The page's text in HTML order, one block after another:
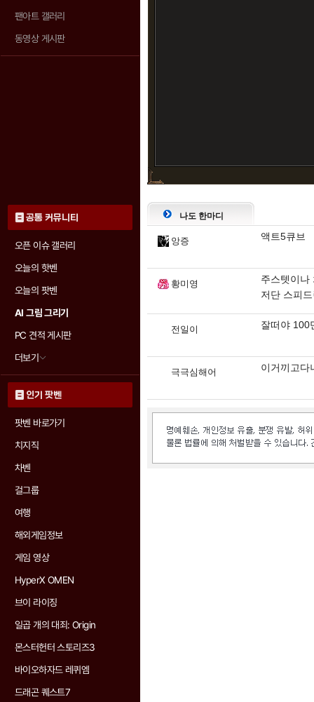
팬아트 갤러리
동영상 게시판
공통 커뮤니티
오픈 이슈 갤러리
오늘의 핫벤
오늘의 팟벤
AI 그림 그리기
PC 견적 게시판
더보기
인기 팟벤
팟벤 바로가기
치지직
차벤
걸그룹
여행
해외게임정보
게임 영상
HyperX OMEN
브이 라이징
일곱 개의 대죄: Origin
몬스터헌터 스토리즈3
바이오하자드 레퀴엠
드래곤 퀘스트7
나도 한마디
앙증 액트5큐브
황미영
주스텟이나
저단 스피
전일이 잘떠야 100
극극심해어 이거끼고다